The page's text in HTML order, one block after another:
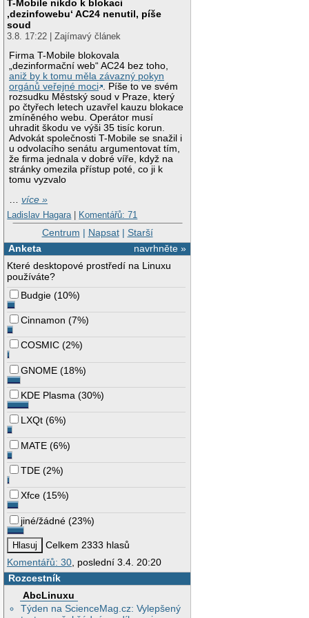
T-Mobile nikdo k blokaci
‚dezinfowebu‘ AC24 nenutil, píše
soud
3.8. 17:22 | Zajímavý článek
Firma T-Mobile blokovala
„dezinformační web“ AC24 bez toho,
aniž by k tomu měla závazný pokyn
orgánů veřejné moci . Píše to ve svém
rozsudku Městský soud v Praze, který
po čtyřech letech uzavřel kauzu blokace
zmíněného webu. Operátor musí
uhradit škodu ve výši 35 tisíc korun.
Advokát společnosti T-Mobile se snažil i
u odvolacího senátu argumentovat tím,
že firma jednala v dobré víře, když na
stránky omezila přístup poté, co ji k
tomu vyzvalo
…více »
Ladislav Hagara | Komentářů: 71
Centrum | Napsat| Starší
navrhněte »
Anketa
Které desktopové prostředí na Linuxu
používáte?
Budgie (10%)
Cinnamon (7%)
COSMIC (2%)
GNOME (18%)
KDE Plasma (30%)
LXQt (6%)
MATE (6%)
TDE (2%)
Xfce (15%)
jiné/žádné (23%)
Celkem 2333 hlasů
Komentářů: 30, poslední 3.4. 20:20
Rozcestník
AbcLinuxu
Týden na ScienceMag.cz: Vylepšený